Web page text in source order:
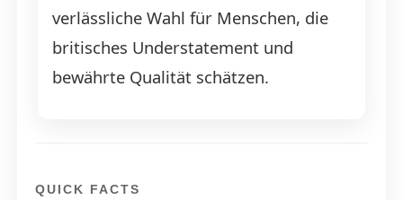
verlässliche Wahl für Menschen, die
britisches Understatement und
bewährte Qualität schätzen.
QUICK FACTS